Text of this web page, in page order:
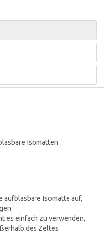
Isomatten
aufblasbare Isomatte auf,
es einfach zu verwenden,
des Zeltes